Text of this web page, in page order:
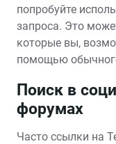
попробуйте
запроса. Это
которые вы‚
помощью
Поиск в
форумах
Часто ссылки на